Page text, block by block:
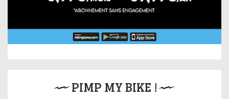
PIMP MY BIKE !